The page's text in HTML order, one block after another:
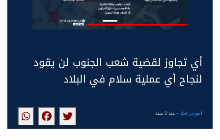
أي تجاوز لقضية شعب الجنوب لن يقود
لنجاح أي عملية سلام في البلاد
انفوجرافيك- منذ 2 سنة